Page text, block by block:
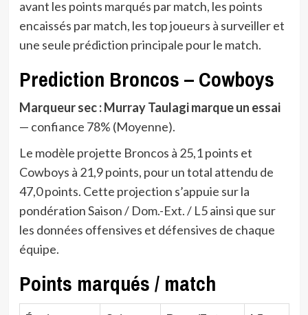
avant les points marqués par match, les points
encaissés par match, les top joueurs à surveiller et
une seule prédiction principale pour le match.
Prediction Broncos – Cowboys
Marqueur sec : Murray Taulagi marque un essai
— confiance 78% (Moyenne).
Le modèle projette Broncos à 25,1 points et
Cowboys à 21,9 points, pour un total attendu de
47,0 points. Cette projection s’appuie sur la
pondération Saison / Dom.-Ext. / L5 ainsi que sur
les données offensives et défensives de chaque
équipe.
Points marqués / match